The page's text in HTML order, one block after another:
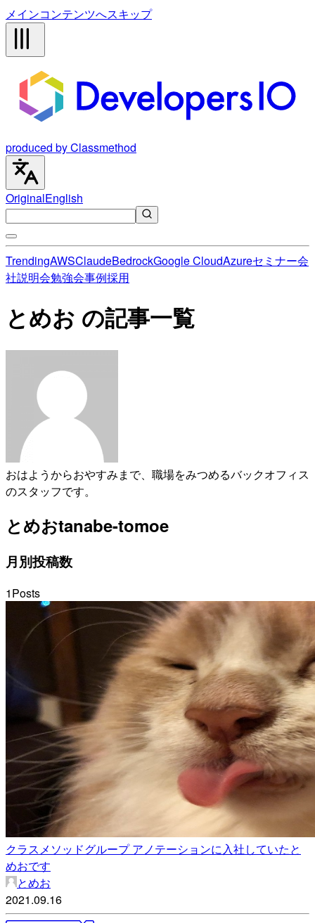
メインコンテンツへスキップ
produced by Classmethod
OriginalEnglish
TrendingAWSClaudeBedrockGoogle CloudAzureセミナー会
社説明会勉強会事例採用
とめお の記事一覧
おはようからおやすみまで、職場をみつめるバックオフィス
のスタッフです。
とめおtanabe-tomoe
月別投稿数
1Posts
クラスメソッドグループ アノテーションに入社していたと
めおです
とめお
2021.09.16